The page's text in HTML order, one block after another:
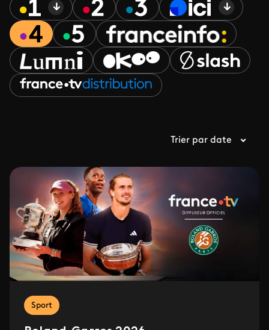
Trier par date
Sport